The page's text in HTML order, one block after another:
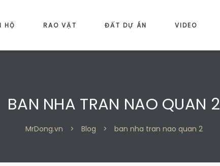
HỘ RAO VẶT ĐẤT DỰ ÁN VIDEO
BAN NHA TRAN NAO QUAN 2
MrDong.vn > Blog > ban nha tran nao quan 2